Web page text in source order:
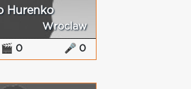
Hurenko
Wroclaw
🎬 0 🎤 0